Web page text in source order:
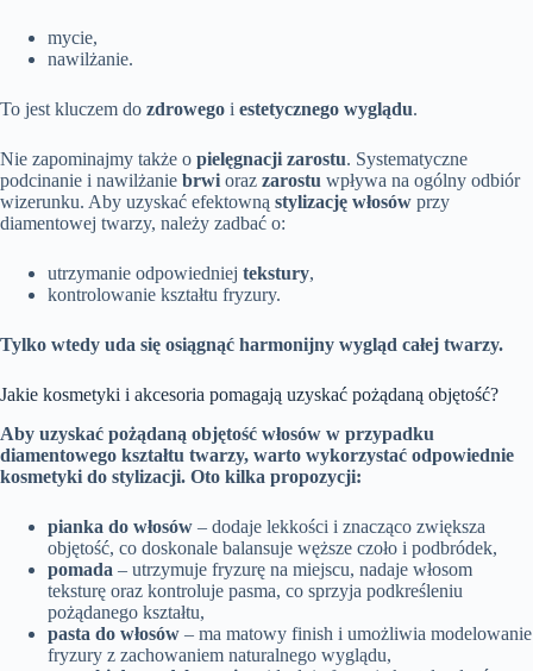
mycie,
nawilżanie.
To jest kluczem do zdrowego i estetycznego wyglądu.
Nie zapominajmy także o pielęgnacji zarostu. Systematyczne
podcinanie i nawilżanie brwi oraz zarostu wpływa na ogólny odbiór
wizerunku. Aby uzyskać efektowną stylizację włosów przy
diamentowej twarzy, należy zadbać o:
utrzymanie odpowiedniej tekstury,
kontrolowanie kształtu fryzury.
Tylko wtedy uda się osiągnąć harmonijny wygląd całej twarzy.
Jakie kosmetyki i akcesoria pomagają uzyskać pożądaną objętość?
Aby uzyskać pożądaną objętość włosów w przypadku
diamentowego kształtu twarzy, warto wykorzystać odpowiednie
kosmetyki do stylizacji. Oto kilka propozycji:
pianka do włosów – dodaje lekkości i znacząco zwiększa
objętość, co doskonale balansuje węższe czoło i podbródek,
pomada – utrzymuje fryzurę na miejscu, nadaje włosom
teksturę oraz kontroluje pasma, co sprzyja podkreśleniu
pożądanego kształtu,
pasta do włosów – ma matowy finish i umożliwia modelowanie
fryzury z zachowaniem naturalnego wyglądu,